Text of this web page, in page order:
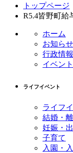
トップページ
R5.4皆野町給
ホーム
お知らせ
行政情報
イベント
ライフイベント
ライフ
結婚・
妊娠・
子育て
入園・